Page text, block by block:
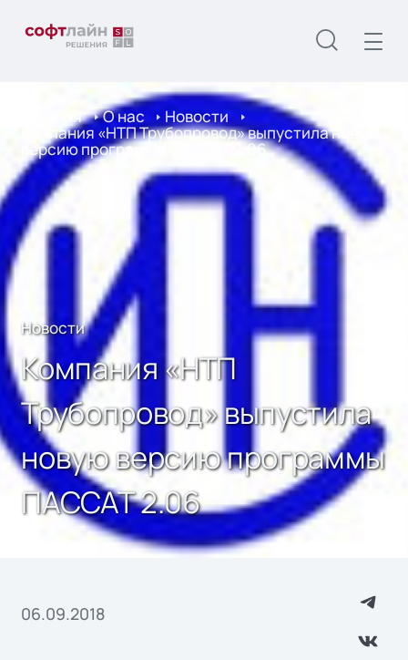
Главная О нас Новости
Компания «НТП Трубопровод» выпустила новую
версию программы ПАССАТ 2.06
Новости
Компания «НТП
Трубопровод» выпустила
новую версию программы
ПАССАТ 2.06
06.09.2018